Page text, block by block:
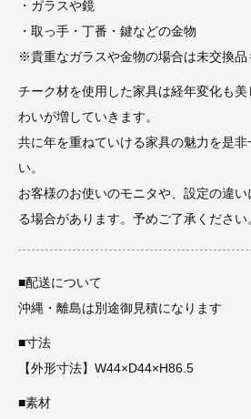
・ガラスや鏡
・取っ手・丁番・鍵などの金物
※貴重なガラスや金物の場合は未交換品
チーク材を使用した家具は経年変化も
わいが増していきます。
共に年を重ねていける家具の魅力を是非
い。
お客様のお使いのモニタや、設定の違い
る場合があります。予めご了承ください
■配送について
沖縄・離島は別途御見積になります
■寸法
【外形寸法】W44×D44×H86.5
■素材